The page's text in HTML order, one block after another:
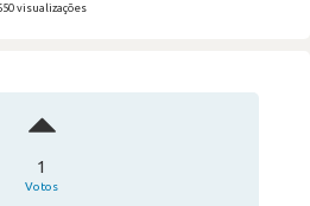
visualizações
1
Votos